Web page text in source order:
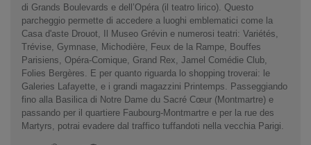
di Grands Boulevards e dell’Opéra (il teatro lirico). Questo
parcheggio permette di accedere a luoghi emblematici come la
Casa d'aste Drouot, Il Museo Grévin e numerosi teatri: Variétés,
Trévise, Gymnase, Michodière, Feux de la Rampe, Bouffes
Parisiens, Opéra-Comique, Grand Rex, Jamel Comédie Club,
Folies Bergères. E per quanto riguarda lo shopping troverai: le
Galeries Lafayette, e i grandi magazzini Printemps. Passeggiando
fino alla Basilica di Notre Dame du Sacré Cœur (Montmartre) e
passando per il quartiere Faubourg-Montmartre e per la rue des
Martyrs, potrai evadere dal traffico tuffandoti nella vecchia Parigi.